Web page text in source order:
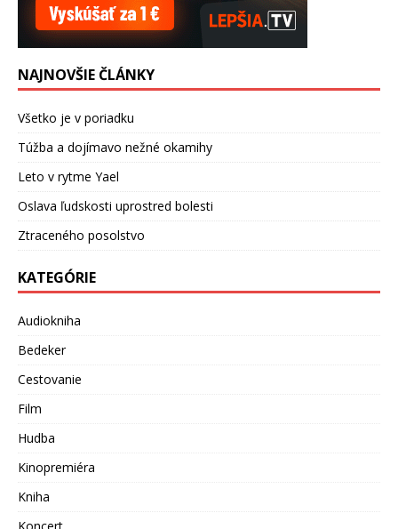
NAJNOVŠIE ČLÁNKY
Všetko je v poriadku
Túžba a dojímavo nežné okamihy
Leto v rytme Yael
Oslava ľudskosti uprostred bolesti
Ztraceného posolstvo
KATEGÓRIE
Audiokniha
Bedeker
Cestovanie
Film
Hudba
Kinopremiéra
Kniha
Koncert